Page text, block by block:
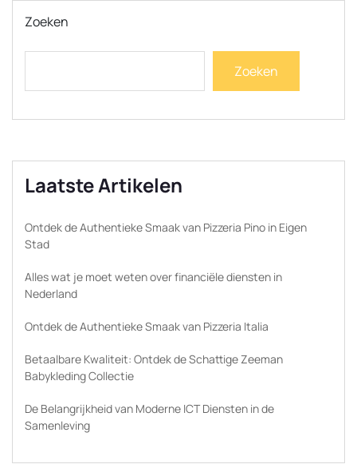
Zoeken
Zoeken
Laatste Artikelen
Ontdek de Authentieke Smaak van Pizzeria Pino in Eigen
Stad
Alles wat je moet weten over financiële diensten in
Nederland
Ontdek de Authentieke Smaak van Pizzeria Italia
Betaalbare Kwaliteit: Ontdek de Schattige Zeeman
Babykleding Collectie
De Belangrijkheid van Moderne ICT Diensten in de
Samenleving